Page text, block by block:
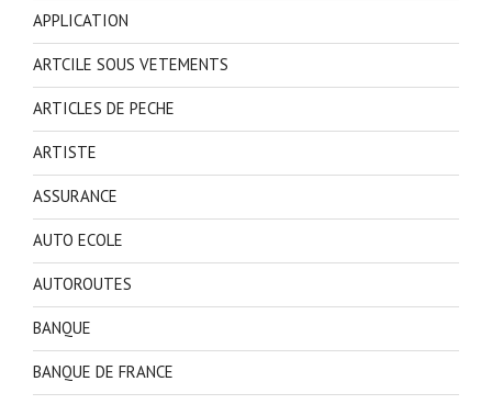
APPLICATION
ARTCILE SOUS VETEMENTS
ARTICLES DE PECHE
ARTISTE
ASSURANCE
AUTO ECOLE
AUTOROUTES
BANQUE
BANQUE DE FRANCE